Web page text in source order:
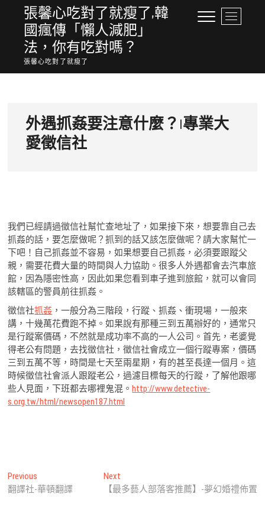
content
張馨心吃對了就瘦了,韓
國瘋傳「懶人減肥」
法，你有吃對嗎？
張馨心吃對了就瘦了
M
e
o
n
外遇抓姦要注意什麼？|專業大
愛徵信社
我們已經請過徵信社幫忙查地址了，如果接下來，想要靠自己去
抓姦的話，要怎麼做呢？抓到的話又該怎麼做呢？請大家幫忙一
下吧！自己抓姦並不容易，如果想要自己抓姦，必須要跟蹤父
親，需要花費大量的時間與人力協助。很多人外遇都會去汽車旅
館，因為隱密性高，因此如果您看到車子進到旅館，就可以會同
該轄區的警員前往抓姦。
徵信社抓姦 ，一般分為三階段，行蹤、抓姦、衝現場，一般來
講，十幾萬花費跑不掉。如果說有那種三到五萬辦好的，通常只
是行蹤案價碼，不然就是成功率不高的一人公司。首先，老婆覺
得老公有問題，去找徵信社，徵信社會成立一個行蹤專案，價碼
三到五萬不等，時間是七天至兩星期，有的甚至長達一個月。這
時候徵信社會派人跟蹤老公，過濾目標每天的行蹤，了解他跟哪
些人見面，下班都去哪裡鬼混。http://www.detective-
s.org.tw/html/newsopen187.html
文
章
Previous
post:
翻譯社-華頓翻譯
NextNext
post:
【最多藝人部落客推薦】-夢幻婚禮佈置